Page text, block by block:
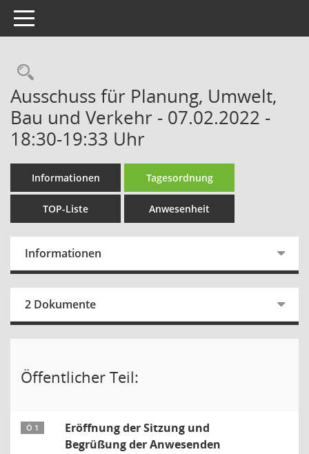
Toggle navigation
Rechercheauswahl
Ausschuss für Planung, Umwelt,
Bau und Verkehr - 07.02.2022 -
18:30-19:33 Uhr
Informationen Tagesordnung
TOP-Liste Anwesenheit
Informationen
2 Dokumente
Öffentlicher Teil:
Ö 1
Eröffnung der Sitzung und
Begrüßung der Anwesenden